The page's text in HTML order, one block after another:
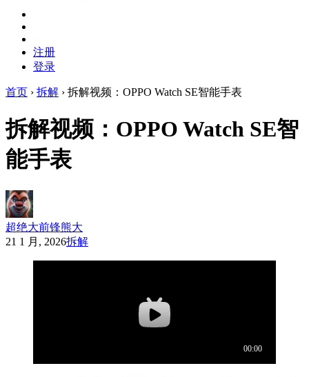
注册
登录
首页 › 拆解 › 拆解视频：OPPO Watch SE智能手表
拆解视频：OPPO Watch SE智
能手表
超绝大前锋熊大
21 1 月, 2026拆解